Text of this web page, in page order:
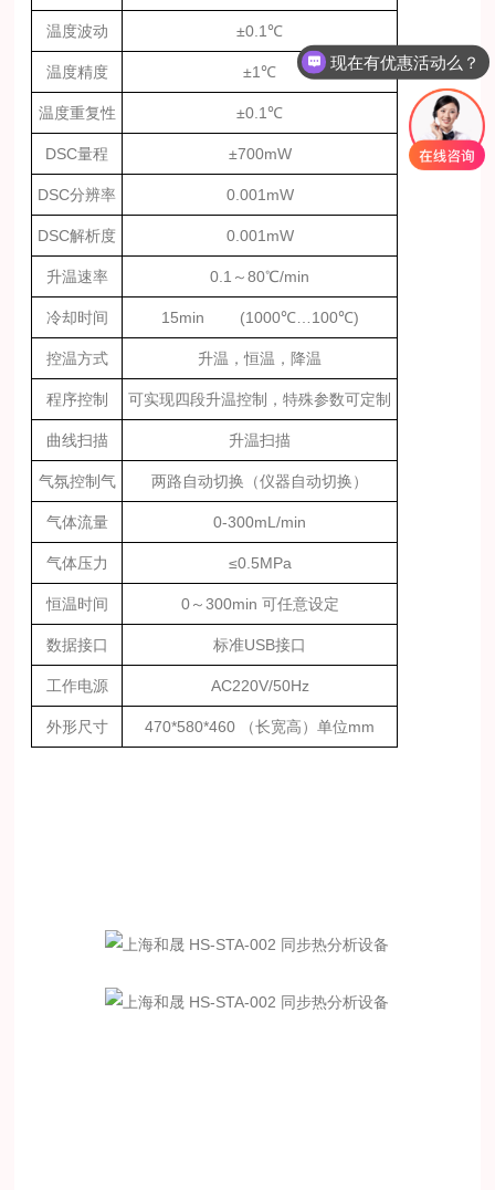
温度波动 ±0.1℃
温度精度 ±1℃
温度重复性 ±0.1℃
DSC量程 ±700mW
DSC分辨率 0.001mW
DSC解析度 0.001mW
升温速率 0.1 ～80℃/min
冷却时间 15min (1000℃… 100℃)
控温方式 升温，恒温，降温
程序控制 可实现四段升温控制，特殊参数可定制
曲线扫描 升温扫描
气氛控制气 两路自动切换（仪器自动切换）
气体流量 0-300mL/min
气体压力 ≤0.5MPa
恒温时间 0～300min 可任意设定
数据接口 标准USB接口
工作电源 AC220V/50Hz
外形尺寸 470*580*460 （长宽高）单位mm
现在有优惠活动么？